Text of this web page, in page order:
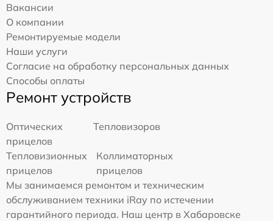
Вакансии
О компании
Ремонтируемые модели
Наши услуги
Согласие на обработку персональных данных
Способы оплаты
Ремонт устройств
Оптических
прицелов
Тепловизоров
Тепловизионных
прицелов
Коллиматорных
прицелов
Мы занимаемся ремонтом и техническим
обслуживанием техники iRay по истечении
гарантийного периода. Наш центр в Хабаровске